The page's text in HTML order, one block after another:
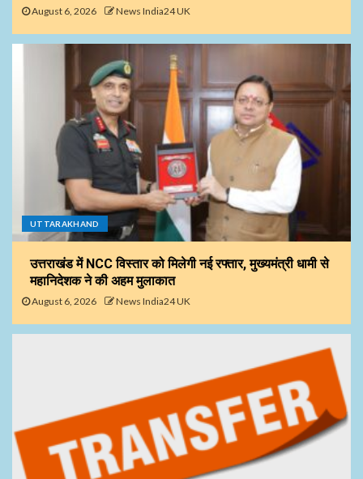
August 6, 2026 News India24 UK
UTTARAKHAND
उत्तराखंड में NCC विस्तार को मिलेगी नई रफ्तार, मुख्यमंत्री धामी से
महानिदेशक ने की अहम मुलाकात
August 6, 2026 News India24 UK